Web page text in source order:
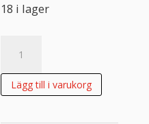
18 i lager
A3Lägg till i varukorg